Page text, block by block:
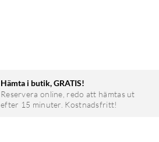
Hämta i butik, GRATIS!
Reservera online, redo att hämtas ut
efter 15 minuter. Kostnadsfritt!